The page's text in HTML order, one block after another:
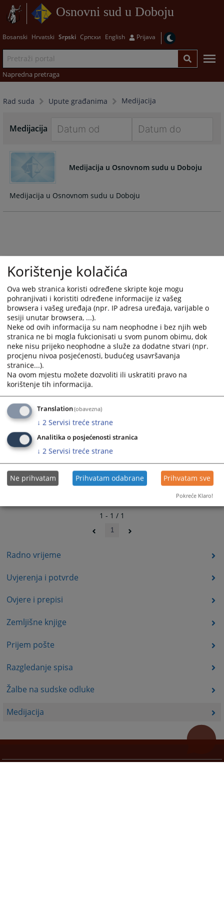
Osnovni sud u Doboju
Bosanski Hrvatski Srpski Српски English Prijava
Napredna pretraga
Rad suda Upute građanima Medijacija
Radno vrijeme
Uvjerenja i potvrde
Ovjere i prepisi
Zemljišne knjige
Prijem pošte
Razgledanje spisa
Žalbe na sudske odluke
Medijacija
Medijacija
forward
interact
the
calendar
date.
Press
the
question
mark
key
to
get
the
keyboard
for
changing
dates.
to
the
calendar
date.
question
mark
key
to
get
the
keyboard
for
dates.
Medijacija u Osnovnom sudu u Doboju
Medijacija u Osnovnom sudu u Doboju
1 - 1 / 1
1
Korištenje kolačića
Ova web stranica koristi određene skripte koje mogu
pohranjivati i koristiti određene informacije iz vašeg
browsera i vašeg uređaja (npr. IP adresa uređaja, varijable o
sesiji unutar browsera, ...).
Neke od ovih informacija su nam neophodne i bez njih web
stranica ne bi mogla fukcionisati u svom punom obimu, dok
neke nisu prijeko neophodne a služe za dodatne stvari (npr.
procjenu nivoa posjećenosti, budućeg usavršavanja
stranice...).
Na ovom mjestu možete dozvoliti ili uskratiti pravo na
korištenje tih informacija.
Translation(obavezna)
↓ 2 Servisi treće strane
Analitika o posjećenosti stranica
↓ 2 Servisi treće strane
Ne prihvatam Prihvatam odabrane Prihvatam sve
Pokreće Klaro!